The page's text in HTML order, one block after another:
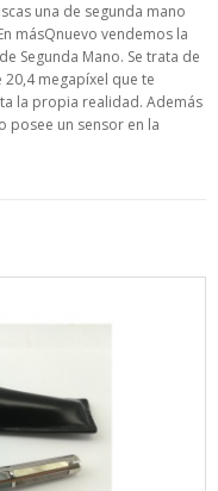
una de segunda mano
másQnuevo vendemos la
Segunda Mano. Se trata de
megapíxel que te
la propia realidad. Además
posee un sensor en la